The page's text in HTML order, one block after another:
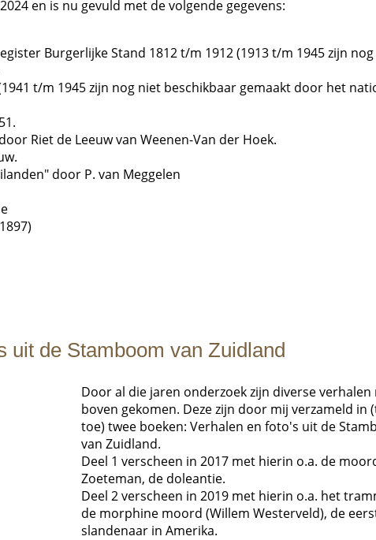
en is nu gevuld met de volgende gegevens:
Burgerlijke Stand 1812 t/m 1912 (1913 t/m 1945 zijn
t/m 1945 zijn nog niet beschikbaar gemaakt door het
Riet de Leeuw van Weenen-Van der Hoek.
door P. van Meggelen
uit de Stamboom van Zuidland
Door al die jaren onderzoek zijn diverse verhalen
boven gekomen. Deze zijn door mij verzameld in
toe) twee boeken: Verhalen en foto's uit de
van Zuidland.
Deel 1 verscheen in 2017 met hierin o.a. de
Zoeteman, de doleantie.
Deel 2 verscheen in 2019 met hierin o.a. het
de morphine moord (Willem Westerveld), de
slandenaar in Amerika.